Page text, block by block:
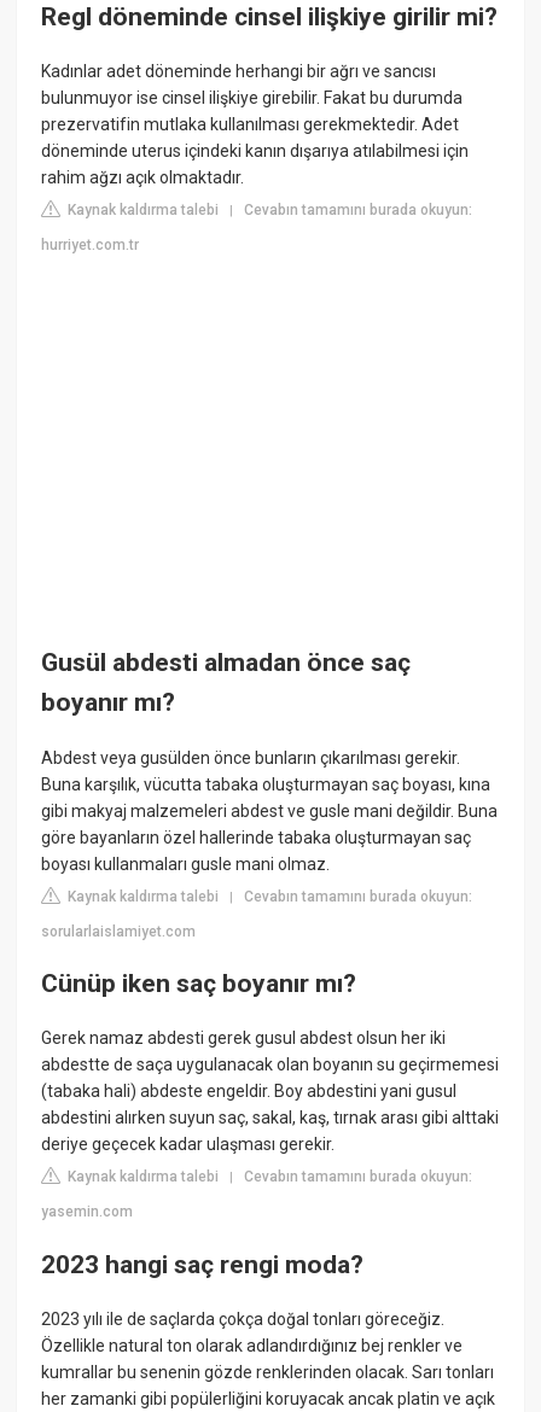
Regl döneminde cinsel ilişkiye girilir mi?
Kadınlar adet döneminde herhangi bir ağrı ve sancısı
bulunmuyor ise cinsel ilişkiye girebilir. Fakat bu durumda
prezervatifin mutlaka kullanılması gerekmektedir. Adet
döneminde uterus içindeki kanın dışarıya atılabilmesi için
rahim ağzı açık olmaktadır.
Kaynak kaldırma talebi |Cevabın tamamını burada okuyun:
hurriyet.com.tr
Gusül abdesti almadan önce saç
boyanır mı?
Abdest veya gusülden önce bunların çıkarılması gerekir.
Buna karşılık, vücutta tabaka oluşturmayan saç boyası, kına
gibi makyaj malzemeleri abdest ve gusle mani değildir. Buna
göre bayanların özel hallerinde tabaka oluşturmayan saç
boyası kullanmaları gusle mani olmaz.
Kaynak kaldırma talebi |Cevabın tamamını burada okuyun:
sorularlaislamiyet.com
Cünüp iken saç boyanır mı?
Gerek namaz abdesti gerek gusul abdest olsun her iki
abdestte de saça uygulanacak olan boyanın su geçirmemesi
(tabaka hali) abdeste engeldir. Boy abdestini yani gusul
abdestini alırken suyun saç, sakal, kaş, tırnak arası gibi alttaki
deriye geçecek kadar ulaşması gerekir.
Kaynak kaldırma talebi |Cevabın tamamını burada okuyun:
yasemin.com
2023 hangi saç rengi moda?
2023 yılı ile de saçlarda çokça doğal tonları göreceğiz.
Özellikle natural ton olarak adlandırdığınız bej renkler ve
kumrallar bu senenin gözde renklerinden olacak. Sarı tonları
her zamanki gibi popülerliğini koruyacak ancak platin ve açık